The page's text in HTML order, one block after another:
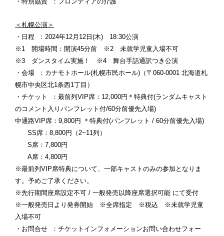
＜札幌公演＞
・日程 ：2024年12月12日(木) 18:30公演
※1 開場時間：開演45分前 ※2 未就学児童入場不可
※3 ダンスタイム実施！ ※4 舞台手話通訳つき公演
・会場 ：カナモトホール(札幌市民ホール)（〒060-0001 北海道札
幌市中央区北1条西1丁目）
・チケット ：最前列VIP席：12,000円＊特典付(ランダムキャスト
のコメント入りパンフレット付/60分前優先入場)
中通路VIP席：9,800円 ＊特典付(パンフレット / 60分前優先入場)
SS席：8,800円（2~11列）
S席：7,800円
A席：4,800円
※最前列VIP席特典について、一部キャストのみの参加となりま
す。予めご了承ください。
※先行期間座席設定不可 / 一般発売以降座席選択可能 にて受付
※一般発売日より発券開始 ※全席指定 ※税込 ※未就学児童
入場不可
・お問合せ ：チケットインフォメーションお問い合わせフォー